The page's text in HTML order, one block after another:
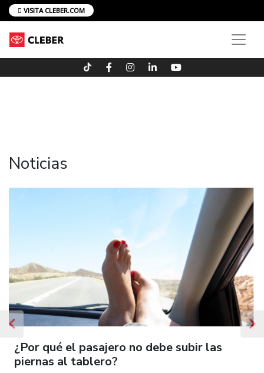
VISITA CLEBER.COM
Noticias
¿Por qué el pasajero no debe subir las
piernas al tablero?
Previous